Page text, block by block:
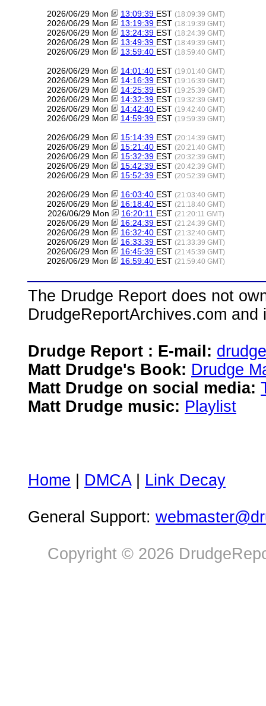
2026/06/29 Mon 13:09:39 EST (18:09:39 GMT)
2026/06/29 Mon 13:19:39 EST (18:19:39 GMT)
2026/06/29 Mon 13:24:39 EST (18:24:39 GMT)
2026/06/29 Mon 13:49:39 EST (18:49:39 GMT)
2026/06/29 Mon 13:59:40 EST (18:59:40 GMT)
2026/06/29 Mon 14:01:40 EST (19:01:40 GMT)
2026/06/29 Mon 14:16:39 EST (19:16:39 GMT)
2026/06/29 Mon 14:25:39 EST (19:25:39 GMT)
2026/06/29 Mon 14:32:39 EST (19:32:39 GMT)
2026/06/29 Mon 14:42:40 EST (19:42:40 GMT)
2026/06/29 Mon 14:59:39 EST (19:59:39 GMT)
2026/06/29 Mon 15:14:39 EST (20:14:39 GMT)
2026/06/29 Mon 15:21:40 EST (20:21:40 GMT)
2026/06/29 Mon 15:32:39 EST (20:32:39 GMT)
2026/06/29 Mon 15:42:39 EST (20:42:39 GMT)
2026/06/29 Mon 15:52:39 EST (20:52:39 GMT)
2026/06/29 Mon 16:03:40 EST (21:03:40 GMT)
2026/06/29 Mon 16:18:40 EST (21:18:40 GMT)
2026/06/29 Mon 16:20:11 EST (21:20:11 GMT)
2026/06/29 Mon 16:24:39 EST (21:24:39 GMT)
2026/06/29 Mon 16:32:40 EST (21:32:40 GMT)
2026/06/29 Mon 16:33:39 EST (21:33:39 GMT)
2026/06/29 Mon 16:45:39 EST (21:45:39 GMT)
2026/06/29 Mon 16:59:40 EST (21:59:40 GMT)
The Drudge Report does not
DrudgeReportArchives.com
Drudge Report : E-mail:
Matt Drudge's Book: Drudge
Matt Drudge on social media:
Matt Drudge music: Playlist
Home DMCA| Link Decay
General Support:
Copyright © 2026